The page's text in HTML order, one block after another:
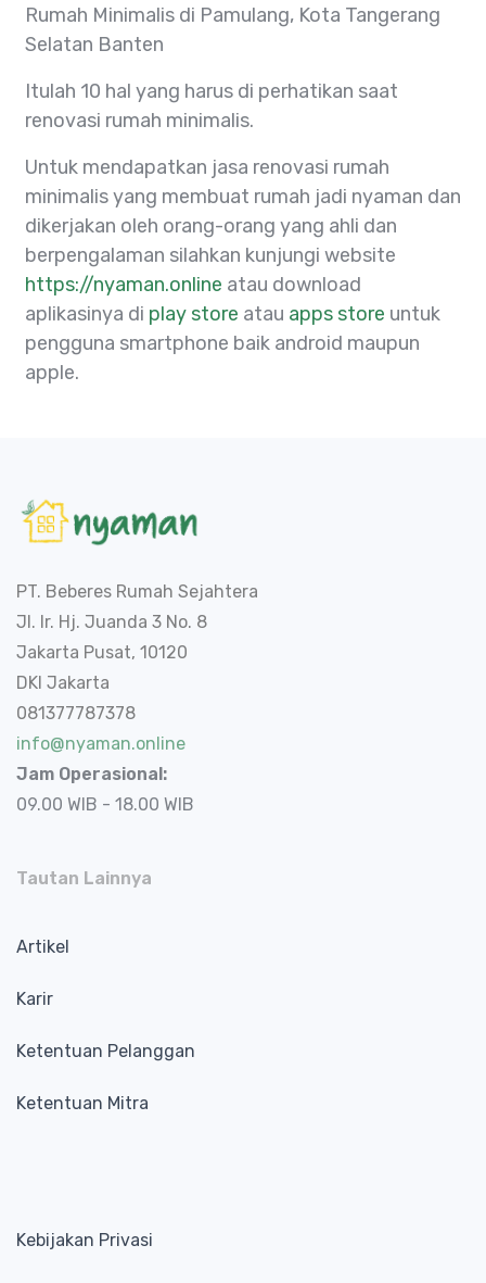
Rumah Minimalis di Pamulang, Kota Tangerang
Selatan Banten
Itulah 10 hal yang harus di perhatikan saat
renovasi rumah minimalis.
Untuk mendapatkan jasa renovasi rumah
minimalis yang membuat rumah jadi nyaman dan
dikerjakan oleh orang-orang yang ahli dan
berpengalaman silahkan kunjungi website
https://nyaman.online atau download
aplikasinya di play store atau apps store untuk
pengguna smartphone baik android maupun
apple.
PT. Beberes Rumah Sejahtera
Jl. Ir. Hj. Juanda 3 No. 8
Jakarta Pusat, 10120
DKI Jakarta
081377787378
info@nyaman.online
Jam Operasional:
09.00 WIB - 18.00 WIB
Tautan Lainnya
Artikel
Karir
Ketentuan Pelanggan
Ketentuan Mitra
Kebijakan Privasi